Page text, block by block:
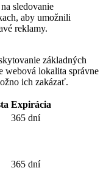
sledovanie
aby umožnili
reklamy.
základných
webová lokalita správne
ich zakázať.
Expirácia
365 dní
365 dní